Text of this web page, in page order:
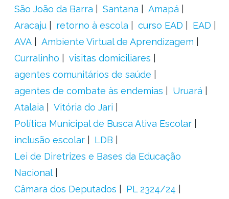
São João da Barra
Santana
Amapá
Aracaju
retorno à escola curso EAD
EAD
AVA
Ambiente Virtual de Aprendizagem
Curralinho
visitas domiciliares
agentes comunitários de saúde
agentes de combate às endemias
Uruará
Atalaia
Vitória do Jari
Política Municipal de Busca Ativa Escolar
inclusão escolar
LDB
Lei de Diretrizes e Bases da Educação
Nacional
Câmara dos Deputados
PL 2324/24